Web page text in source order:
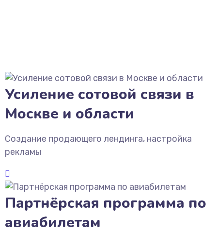
Усиление сотовой связи в
Москве и области
Создание продающего лендинга, настройка
рекламы
Партнёрская программа по
авиабилетам